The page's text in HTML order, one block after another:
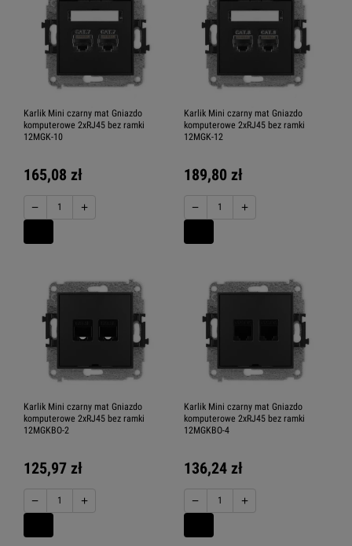
Karlik Mini czarny mat Gniazdo
komputerowe 2xRJ45 bez ramki
12MGK-10
165,08 zł
− +
Karlik Mini czarny mat Gniazdo
komputerowe 2xRJ45 bez ramki
12MGK-12
189,80 zł
− +
Karlik Mini czarny mat Gniazdo
komputerowe 2xRJ45 bez ramki
12MGKBO-2
125,97 zł
− +
Karlik Mini czarny mat Gniazdo
komputerowe 2xRJ45 bez ramki
12MGKBO-4
136,24 zł
− +